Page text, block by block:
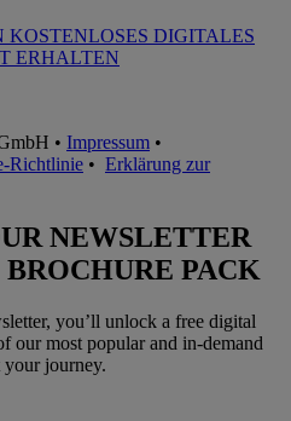
DIGITALES
ERHALTEN
• Impressum •
Richtlinie • Erklärung zur
NEWSLETTER
PACK
you’ll unlock a free digital
our most popular and in-demand
your journey.